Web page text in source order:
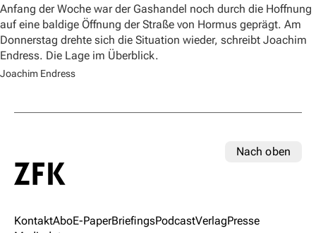
Anfang der Woche war der Gashandel noch durch die Hoffnung
auf eine baldige Öffnung der Straße von Hormus geprägt. Am
Donnerstag drehte sich die Situation wieder, schreibt Joachim
Endress. Die Lage im Überblick.
Joachim Endress
Nach oben
KontaktAboE-PaperBriefingsPodcastVerlagPresse